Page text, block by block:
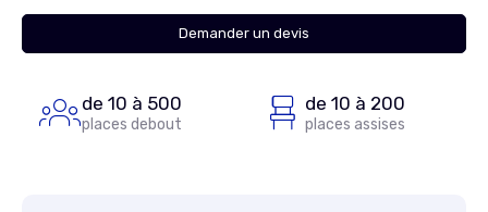
Demander un devis
de 10 à 500
places debout
de 10 à 200
places assises